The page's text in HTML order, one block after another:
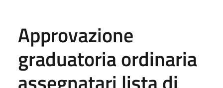
Approvazione
graduatoria ordinaria